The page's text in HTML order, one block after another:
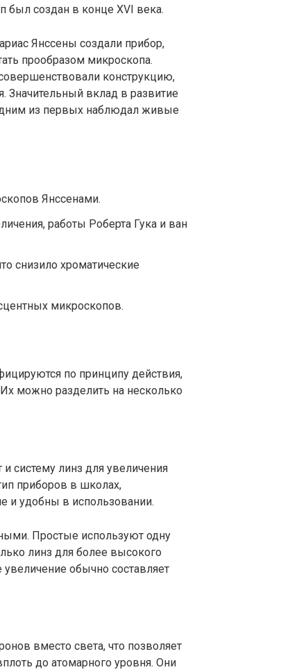
был создан в конце XVI века.
Янссены создали прибор,
прообразом микроскопа.
конструкцию,
Значительный вклад в развитие
из первых наблюдал живые
Янссенами.
работы Роберта Гука и ван
снизило хроматические
микроскопов.
по принципу действия,
можно разделить на несколько
систему линз для увеличения
приборов в школах,
и удобны в использовании.
Простые используют одну
линз для более высокого
обычно составляет
вместо света, что позволяет
до атомарного уровня. Они